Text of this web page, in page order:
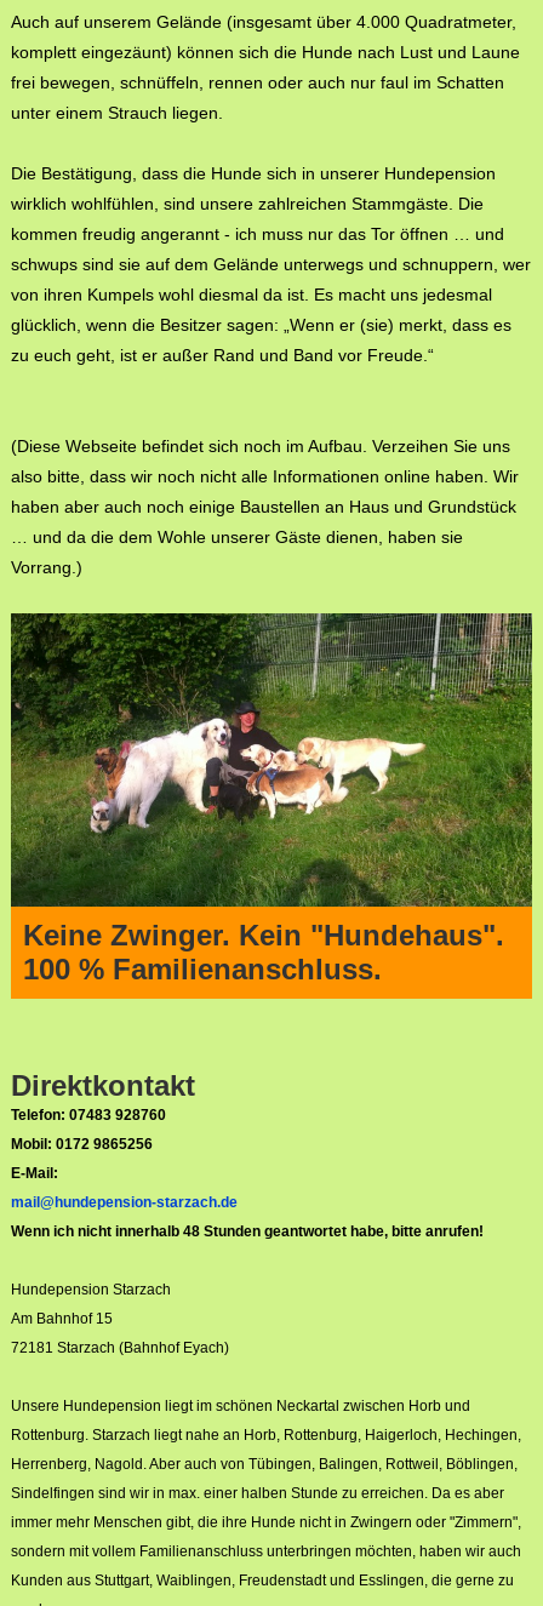
Auch auf unserem Gelände (insgesamt über 4.000 Quadratmeter,
komplett eingezäunt) können sich die Hunde nach Lust und Laune
frei bewegen, schnüffeln, rennen oder auch nur faul im Schatten
unter einem Strauch liegen.
Die Bestätigung, dass die Hunde sich in unserer Hundepension
wirklich wohlfühlen, sind unsere zahlreichen Stammgäste. Die
kommen freudig angerannt - ich muss nur das Tor öffnen … und
schwups sind sie auf dem Gelände unterwegs und schnuppern, wer
von ihren Kumpels wohl diesmal da ist. Es macht uns jedesmal
glücklich, wenn die Besitzer sagen: „Wenn er (sie) merkt, dass es
zu euch geht, ist er außer Rand und Band vor Freude.“
(Diese Webseite befindet sich noch im Aufbau. Verzeihen Sie uns
also bitte, dass wir noch nicht alle Informationen online haben. Wir
haben aber auch noch einige Baustellen an Haus und Grundstück
… und da die dem Wohle unserer Gäste dienen, haben sie
Vorrang.)
Keine Zwinger. Kein "Hundehaus".
100 % Familienanschluss.
Direktkontakt
Telefon: 07483 928760
Mobil: 0172 9865256
E-Mail:
mail@hundepension-starzach.de
Wenn ich nicht innerhalb 48 Stunden geantwortet habe, bitte anrufen!
Hundepension Starzach
Am Bahnhof 15
72181 Starzach (Bahnhof Eyach)
Unsere Hundepension liegt im schönen Neckartal zwischen Horb und
Rottenburg. Starzach liegt nahe an Horb, Rottenburg, Haigerloch, Hechingen,
Herrenberg, Nagold. Aber auch von Tübingen, Balingen, Rottweil, Böblingen,
Sindelfingen sind wir in max. einer halben Stunde zu erreichen. Da es aber
immer mehr Menschen gibt, die ihre Hunde nicht in Zwingern oder "Zimmern",
sondern mit vollem Familienanschluss unterbringen möchten, haben wir auch
Kunden aus Stuttgart, Waiblingen, Freudenstadt und Esslingen, die gerne zu